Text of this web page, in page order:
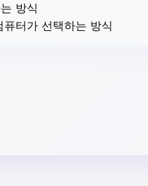
방식
터가 선택하는 방식